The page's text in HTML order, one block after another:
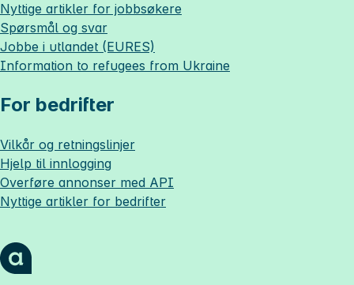
Nyttige artikler for jobbsøkere
Spørsmål og svar
Jobbe i utlandet (EURES)
Information to refugees from Ukraine
For bedrifter
Vilkår og retningslinjer
Hjelp til innlogging
Overføre annonser med API
Nyttige artikler for bedrifter